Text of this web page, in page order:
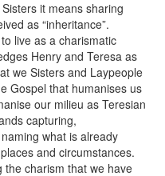
it means sharing
as “inheritance”.
live as a charismatic
Henry and Teresa as
we Sisters and Laypeople
Gospel that humanises us
our milieu as Teresian
capturing,
what is already
and circumstances.
the charism that we have